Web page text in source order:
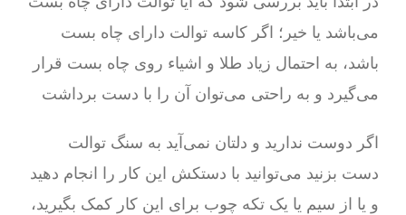
می‌باشد یا خیر؛ اگر کاسه توالت دارای چاه بست
باشد، به احتمال زیاد طلا و اشیاء روی چاه بست قرار
می‌گیرد و به راحتی می‌توان آن را با دست برداشت
اگر دوست ندارید و دلتان نمی‌آید به سنگ توالت
دست بزنید می‌توانید با دستکش این کار را انجام دهید
و یا از سیم یا یک تکه چوب برای این کار کمک بگیرید،